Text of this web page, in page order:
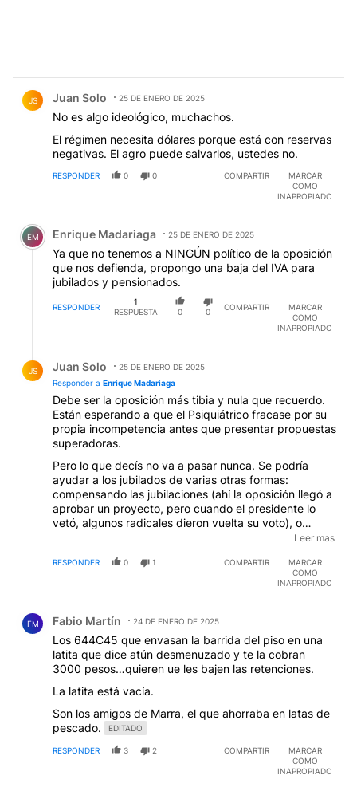
JS Juan Solo 25 DE ENERO DE 2025
No es algo ideológico, muchachos.
El régimen necesita dólares porque está con reservas
negativas. El agro puede salvarlos, ustedes no.
RESPONDER 0 0 COMPARTIR
MARCAR
COMO
INAPROPIADO
Comentario de Enrique Madariaga.
EM Enrique Madariaga 25 DE ENERO DE 2025
Ya que no tenemos a NINGÚN político de la oposición
que nos defienda, propongo una baja del IVA para
jubilados y pensionados.
RESPONDER
1
RESPUESTA
0 0
COMPARTIR
MARCAR
COMO
INAPROPIADO
JS Juan Solo
25 DE ENERO DE 2025
Responder a Enrique Madariaga
Debe ser la oposición más tibia y nula que recuerdo.
Están esperando a que el Psiquiátrico fracase por su
propia incompetencia antes que presentar propuestas
superadoras.
Pero lo que decís no va a pasar nunca. Se podría
ayudar a los jubilados de varias otras formas:
compensando las jubilaciones (ahí la oposición llegó a
aprobar un proyecto, pero cuando el presidente lo
vetó, algunos radicales dieron vuelta su voto), o
restituyendo la cobertura de los medicamentos. Son
año. Yo pediría que como mínimo se tratara de revertir
Leer mas
RESPONDER 0 1 COMPARTIR
MARCAR
COMO
INAPROPIADO
FM Fabio Martín 24 DE ENERO DE 2025
Los 644C45 que envasan la barrida del piso en una
latita que dice atún desmenuzado y te la cobran
3000 pesos…quieren ue les bajen las retenciones.
La latita está vacía.
Son los amigos de Marra, el que ahorraba en latas de
pescado.
EDITADO
RESPONDER 3 2 COMPARTIR
MARCAR
COMO
INAPROPIADO